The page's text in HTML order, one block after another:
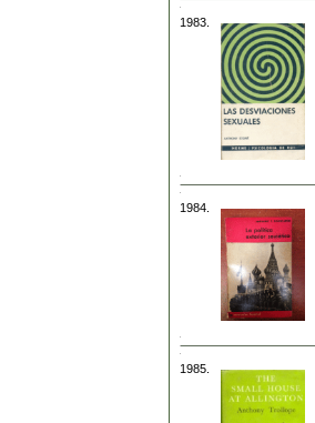
1983.
1984.
1985.